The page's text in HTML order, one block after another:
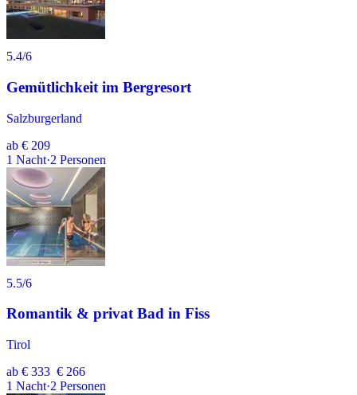
5.4/6
Gemütlichkeit im Bergresort
Salzburgerland
ab € 209
1 Nacht·2 Personen
5.5/6
Romantik & privat Bad in Fiss
Tirol
ab € 333 € 266
1 Nacht·2 Personen